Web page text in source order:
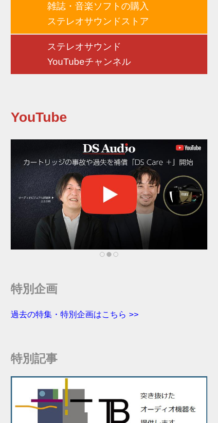
雑誌・音楽ソフトの購入
ステレオサウンドストア
ステレオサウンド
YouTubeチャンネル
YouTube
特別企画
過去の特集・特別企画はこちら >>
特別記事